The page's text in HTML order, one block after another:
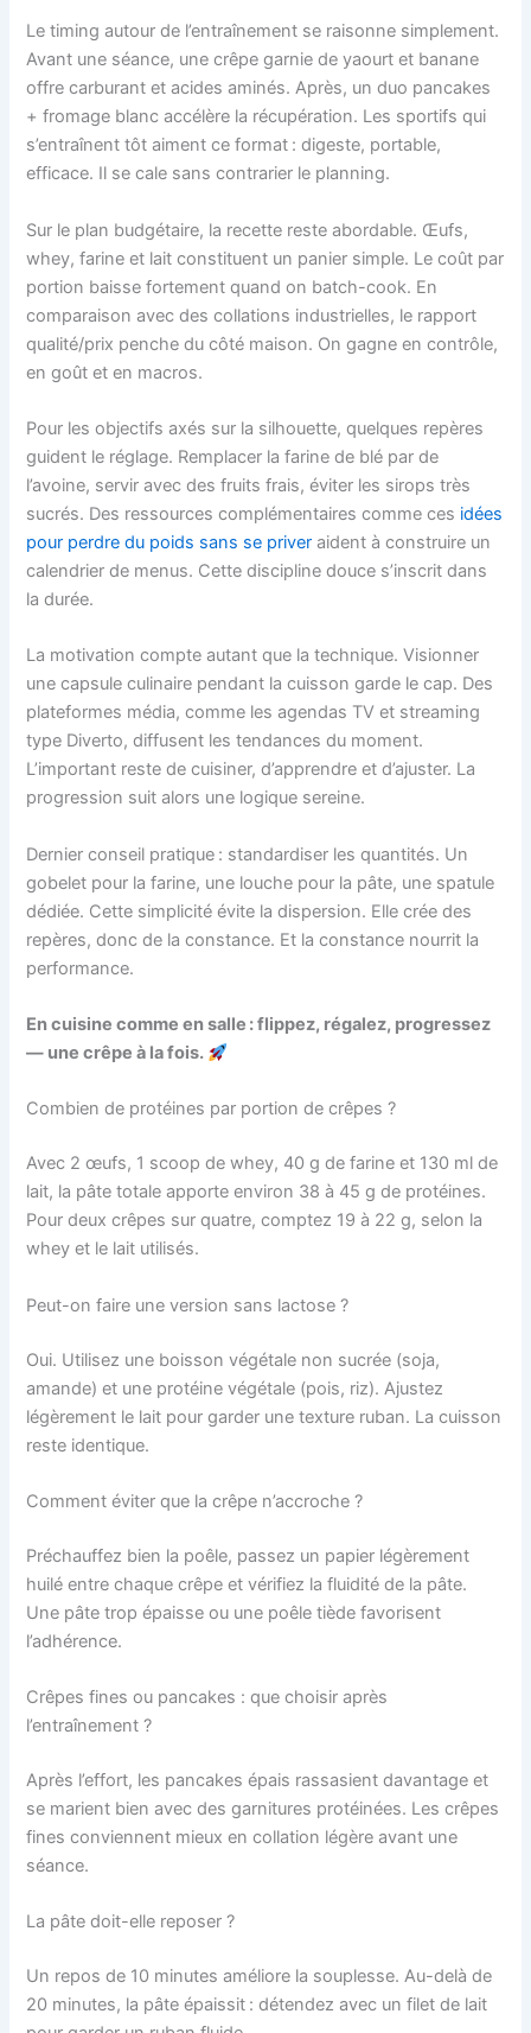
Le timing autour de l’entraînement se raisonne simplement.
Avant une séance, une crêpe garnie de yaourt et banane
offre carburant et acides aminés. Après, un duo pancakes
+ fromage blanc accélère la récupération. Les sportifs qui
s’entraînent tôt aiment ce format : digeste, portable,
efficace. Il se cale sans contrarier le planning.
Sur le plan budgétaire, la recette reste abordable. Œufs,
whey, farine et lait constituent un panier simple. Le coût par
portion baisse fortement quand on batch-cook. En
comparaison avec des collations industrielles, le rapport
qualité/prix penche du côté maison. On gagne en contrôle,
en goût et en macros.
Pour les objectifs axés sur la silhouette, quelques repères
guident le réglage. Remplacer la farine de blé par de
l’avoine, servir avec des fruits frais, éviter les sirops très
sucrés. Des ressources complémentaires comme ces idées
pour perdre du poids sans se priver aident à construire un
calendrier de menus. Cette discipline douce s’inscrit dans
la durée.
La motivation compte autant que la technique. Visionner
une capsule culinaire pendant la cuisson garde le cap. Des
plateformes média, comme les agendas TV et streaming
type Diverto, diffusent les tendances du moment.
L’important reste de cuisiner, d’apprendre et d’ajuster. La
progression suit alors une logique sereine.
Dernier conseil pratique : standardiser les quantités. Un
gobelet pour la farine, une louche pour la pâte, une spatule
dédiée. Cette simplicité évite la dispersion. Elle crée des
repères, donc de la constance. Et la constance nourrit la
performance.
En cuisine comme en salle : flippez, régalez, progressez
— une crêpe à la fois.
Combien de protéines par portion de crêpes ?
Avec 2 œufs, 1 scoop de whey, 40 g de farine et 130 ml de
lait, la pâte totale apporte environ 38 à 45 g de protéines.
Pour deux crêpes sur quatre, comptez 19 à 22 g, selon la
whey et le lait utilisés.
Peut-on faire une version sans lactose ?
Oui. Utilisez une boisson végétale non sucrée (soja,
amande) et une protéine végétale (pois, riz). Ajustez
légèrement le lait pour garder une texture ruban. La cuisson
reste identique.
Comment éviter que la crêpe n’accroche ?
Préchauffez bien la poêle, passez un papier légèrement
huilé entre chaque crêpe et vérifiez la fluidité de la pâte.
Une pâte trop épaisse ou une poêle tiède favorisent
l’adhérence.
Crêpes fines ou pancakes : que choisir après
l’entraînement ?
Après l’effort, les pancakes épais rassasient davantage et
se marient bien avec des garnitures protéinées. Les crêpes
fines conviennent mieux en collation légère avant une
séance.
La pâte doit-elle reposer ?
Un repos de 10 minutes améliore la souplesse. Au-delà de
20 minutes, la pâte épaissit : détendez avec un filet de lait